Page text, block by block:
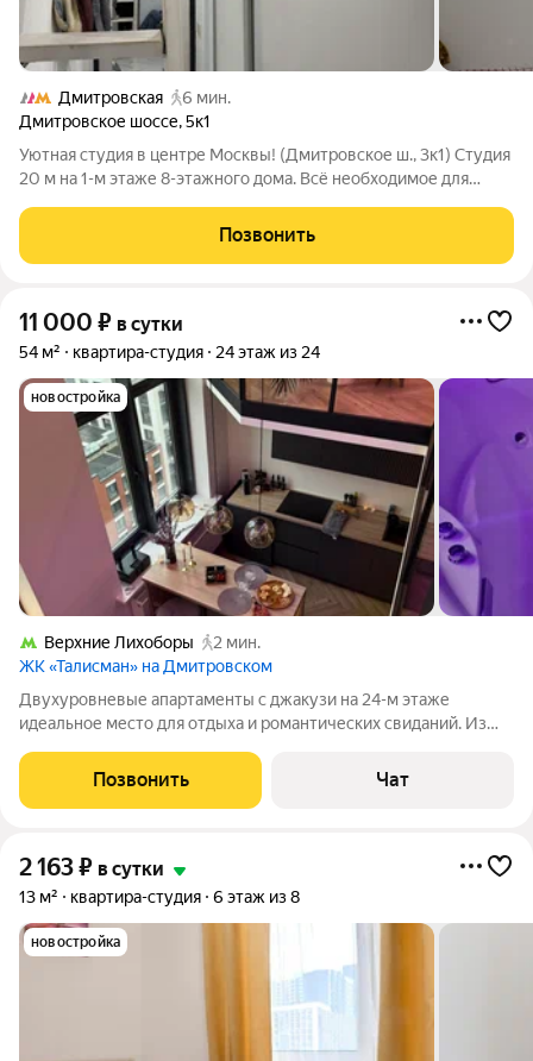
Дмитровская
6 мин.
Дмитровское шоссе,5к1
Уютная студия в центре Москвы! (Дмитровское ш., 3к1) Студия
20 м на 1-м этаже 8-этажного дома. Всё необходимое для
плита, микроволновка, стиральная машина, фен, утюг.
Комфорт: чистое постельное
Позвонить
11 000 ₽ в сутки
54 м² квартира-студия 24 этаж из 24
новостройка
Верхние Лихоборы
2 мин.
ЖК «Талисман» на Дмитровском
Двухуровневые апартаменты с джакузи на 24-м этаже
идеальное место для отдыха и романтических свиданий. Из
вид на Москву: вау-эффект гарантирован идеальная
атмосфера для закатов и созерцания
Позвонить Чат
2 163₽ в сутки
13 м² квартира-студия 6 этаж из 8
новостройка